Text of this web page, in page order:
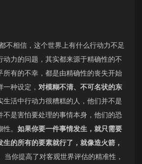
不相信，这个世界上有什么行动力不足
动力的问题，其实都来源于精确性的不
所有的不幸，都是由精确性的丧失开始
种设定， 对模糊不清、不可名状的东
生活中行动力很糟糕的人，他们并不是
不是害怕要处理的事情本身，他们的恐
。 如果你要一件事情发生，就只需要
的所有的要素就行了，就像造火箭，
当你提高了对客观世界评估的精准性，